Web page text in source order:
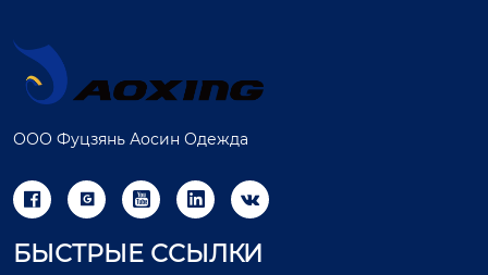
ООО Фуцзянь Аосин Одежда
    
БЫСТРЫЕ ССЫЛКИ